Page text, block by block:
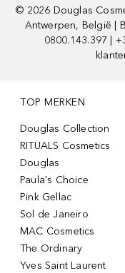
© 2026 Douglas
Antwerpen, België |
0800.143.397 |
TOP MERKEN
Douglas Collection
RITUALS Cosmetics
Douglas
Paula's Choice
Pink Gellac
Sol de Janeiro
MAC Cosmetics
The Ordinary
Yves Saint Laurent